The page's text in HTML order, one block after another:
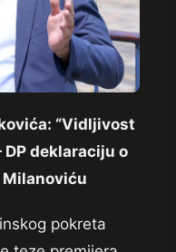
“Vidljivost
deklaraciju o
Milanoviću
pokreta